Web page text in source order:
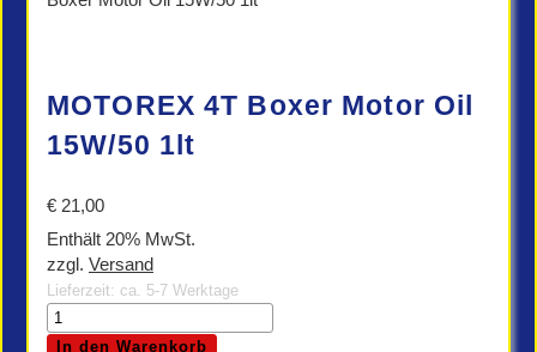
MOTOREX 4T Boxer Motor Oil
15W/50 1lt
€ 21,00
Enthält 20% MwSt.
zzgl. Versand
Lieferzeit: ca. 5-7 Werktage
MOTOREX
4TIn den Warenkorb